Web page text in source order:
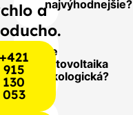
najvýhodnejšie?
Je
fotovoltaika
ekologická?
a
915
130
053